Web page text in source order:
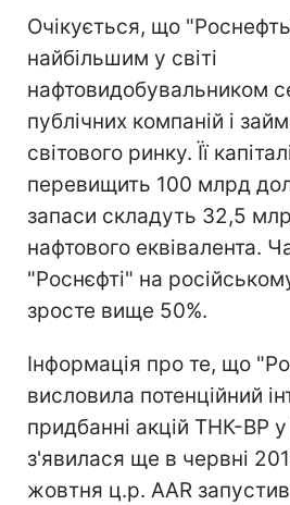
Очікується, що
найбільшим у світі
нафтовидобувальником
публічних компаній і
світового ринку. Її
перевищить 100 млрд
запаси складуть 32,5
нафтового еквівалента.
"Роснєфті" на
зросте вище 50%.
Інформація про те, що
висловила потенційний
придбанні акцій ТНК-ВР
з'явилася ще в червні
жовтня ц.р. AAR